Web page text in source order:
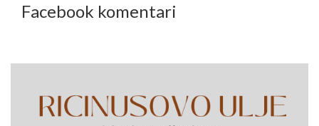
Facebook komentari